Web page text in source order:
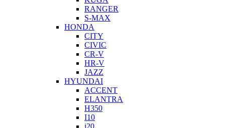
RANGER
S-MAX
HONDA
CITY
CIVIC
CR-V
HR-V
JAZZ
HYUNDAI
ACCENT
ELANTRA
H350
I10
i20